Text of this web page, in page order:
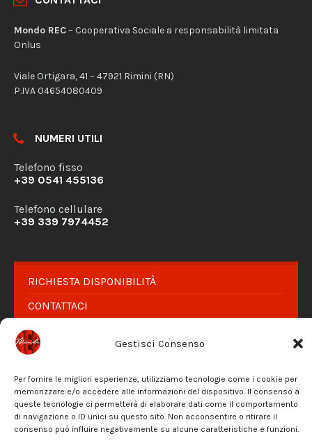
Gestisci Consenso
Per fornire le migliori esperienze, utilizziamo tecnologie come i cookie per
memorizzare e/o accedere alle informazioni del dispositivo. Il consenso a
queste tecnologie ci permetterà di elaborare dati come il comportamento
di navigazione o ID unici su questo sito. Non acconsentire o ritirare il
consenso può influire negativamente su alcune caratteristiche e funzioni.
Mondo REC– Cooperativa Sociale a responsabilità limitata
Onlus
Viale Ortigara, 41 – 47921 Rimini (RN)
P.IVA 04654080409
NUMERI UTILI
Telefono fisso
+39 0541 455136
Telefono cellulare
+39 339 7974452
RICHIESTA DISPONIBILITÀ
CONTATTACI
PRIVACY POLICY
© 2026 Mondo REC - Riservato ogni diritto di utilizzo